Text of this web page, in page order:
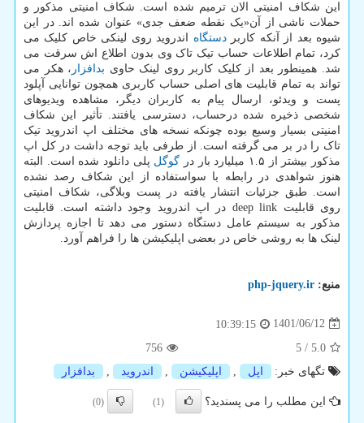
این شکاف امنیتی الان ترمیم شده است. شکاف امنیتی مذکور و
حملات ناشی از آن«یک نقطه ضعف جدی» عنوان شده اند. در این
شیوه بعد از آنکه کاربردستگاه اندروید روی لینکی خاص کلیک می
کرد، تمام اطلاعات حساب تیک تاک وی بدون اطلاع اش سرقت می
شد. همینطور بعد از کلیک کاربر روی لینک حاوی بدافزار ، هکر می
تواند به تمام قابلیت های اصلی حساب کاربری همچون توانایی آپلود
پست و ویدئو، ارسال پیام به کاربران دیگر، مشاهده ویدیوهای
شخصی ذخیره شده درحساب، دسترسی یافتند. تأثیر این شکاف
امنیتی بسیار وسیع بوده چونکه نسخه های مختلف اپ اندروید تیک
تاک را در بر می گرفته است. از طرفی باید توجه داشت در کل اپ
مذکور بیشتر از ۱.۵ میلیارد بار در
گوگل پلی دانلود شده است. البته
هنوز شواهدی در رابطه با سواستفاده از این شکاف رصد نشده
است. طبق جزئیات انتشار یافته در پست وبلاگی، شکاف امنیتی
روی قابلیت deep link در اپ اندروید وجود داشته است. قابلیت
مذکور به سیستم عامل دستگاه دستور می دهد تا اجازه پردازش
لینک ها به روشی خاص در بعضی اپلیکیشن ها را فراهم آورد.
منبع: php-jquery.ir
1401/06/12
10:39:15
5.0
/
5
756
تگهای خبر:
اپل , اپلیكیشن , اندروید , بدافزار
این مطلب را می پسندید؟ (1)
(0)